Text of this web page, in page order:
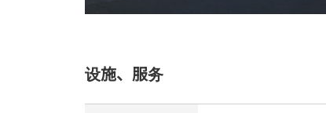
设施、服务